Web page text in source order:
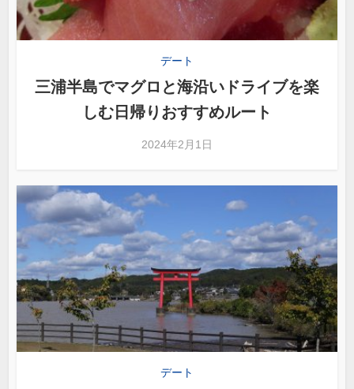
デート
三浦半島でマグロと海沿いドライブを楽
しむ日帰りおすすめルート
2024年2月1日
デート